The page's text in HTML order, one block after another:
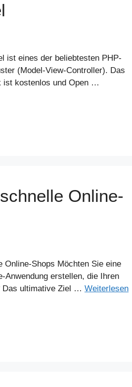
ist eines der beliebtesten PHP-
(Model-View-Controller). Das
ist kostenlos und Open …
Online-
Online-Shops Möchten Sie eine
Anwendung erstellen, die Ihren
Das ultimative Ziel … Weiterlesen